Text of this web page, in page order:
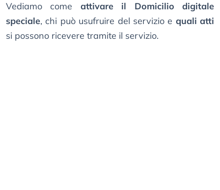
Vediamo come attivare il Domicilio digitale
speciale, chi può usufruire del servizio e quali atti
si possono ricevere tramite il servizio.